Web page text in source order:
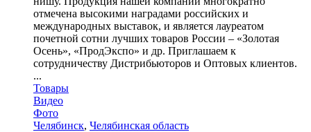
отмечена высокими наградами российских и
международных выставок, и является лауреатом
почетной сотни лучших товаров России – «Золотая
Осень», «ПродЭкспо» и др. Приглашаем к
сотрудничеству Дистрибьюторов и Оптовых клиентов.
...
Товары
Видео
Фото
Челябинск, Челябинская область